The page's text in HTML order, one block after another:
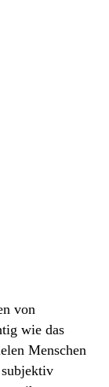
von
wie das
Menschen